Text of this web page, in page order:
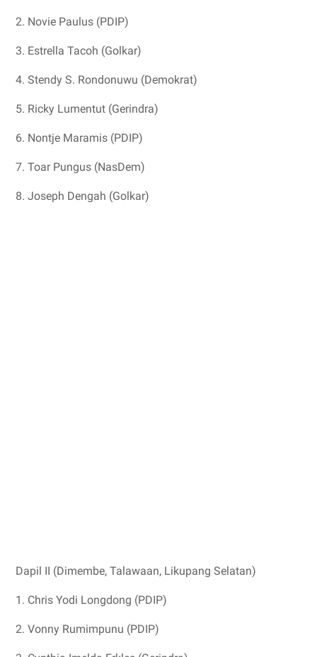
2. Novie Paulus (PDIP)
3. Estrella Tacoh (Golkar)
4. Stendy S. Rondonuwu (Demokrat)
5. Ricky Lumentut (Gerindra)
6. Nontje Maramis (PDIP)
7. Toar Pungus (NasDem)
8. Joseph Dengah (Golkar)
Dapil II (Dimembe, Talawaan, Likupang Selatan)
1. Chris Yodi Longdong (PDIP)
2. Vonny Rumimpunu (PDIP)